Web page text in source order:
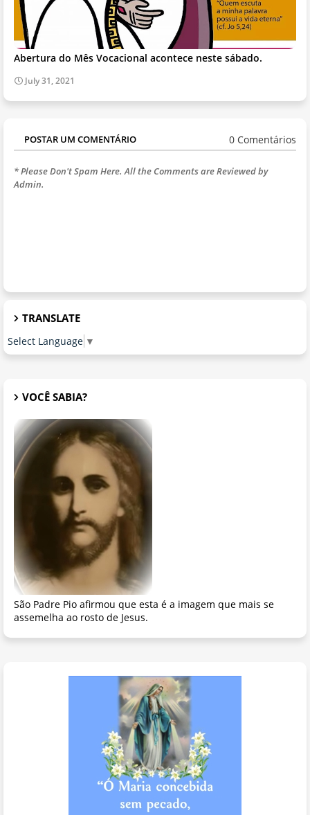
Abertura do Mês Vocacional acontece neste sábado.
July 31, 2021
POSTAR UM COMENTÁRIO 0 Comentários
* Please Don't Spam Here. All the Comments are Reviewed by
Admin.
TRANSLATE
Select Language ▼
VOCÊ SABIA?
São Padre Pio afirmou que esta é a imagem que mais se
assemelha ao rosto de Jesus.